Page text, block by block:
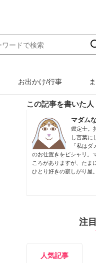
お出かけ/行事
この記事を書いた人
マダム
鑑定士。
し言葉に
「私は
のお仕置きをピシャリ。
ころがありますが、たま
ひとり好きの寂しがり屋
注
人気記事